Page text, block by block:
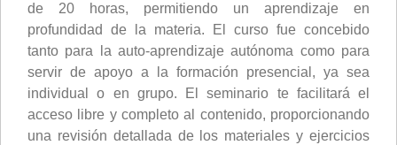
de 20 horas, permitiendo un aprendizaje en
profundidad de la materia. El curso fue concebido
tanto para la auto-aprendizaje autónoma como para
servir de apoyo a la formación presencial, ya sea
individual o en grupo. El seminario te facilitará el
acceso libre y completo al contenido, proporcionando
una revisión detallada de los materiales y ejercicios